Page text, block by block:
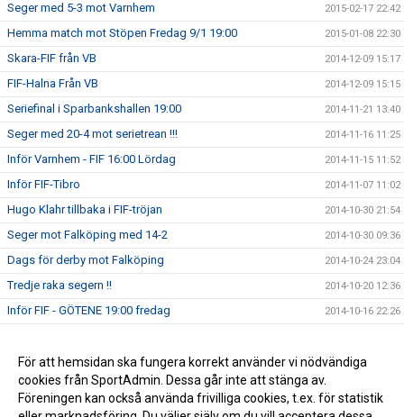
Seger med 5-3 mot Varnhem 2015-02-17 22:42
Hemma match mot Stöpen Fredag 9/1 19:00 2015-01-08 22:30
Skara-FIF från VB 2014-12-09 15:17
FIF-Halna Från VB 2014-12-09 15:15
Seriefinal i Sparbankshallen 19:00 2014-11-21 13:40
Seger med 20-4 mot serietrean !!! 2014-11-16 11:25
Inför Varnhem - FIF 16:00 Lördag 2014-11-15 11:52
Inför FIF-Tibro 2014-11-07 11:02
Hugo Klahr tillbaka i FIF-tröjan 2014-10-30 21:54
Seger mot Falköping med 14-2 2014-10-30 09:36
Dags för derby mot Falköping 2014-10-24 23:04
Tredje raka segern !! 2014-10-20 12:36
Inför FIF - GÖTENE 19:00 fredag 2014-10-16 22:26
Vinst i Premiären med 8-2 mot Vänersborg 2014-10-05 14:15
Seriepremiär mot Vänersborg U söndag 5/10 11:00 2014-10-03 16:44
För att hemsidan ska fungera korrekt använder vi nödvändiga
cookies från SportAdmin. Dessa går inte att stänga av.
Föreningen kan också använda frivilliga cookies, t.ex. för statistik